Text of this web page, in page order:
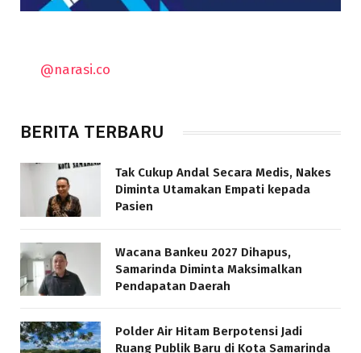
@narasi.co
BERITA TERBARU
Tak Cukup Andal Secara Medis, Nakes
Diminta Utamakan Empati kepada
Pasien
Wacana Bankeu 2027 Dihapus,
Samarinda Diminta Maksimalkan
Pendapatan Daerah
Polder Air Hitam Berpotensi Jadi
Ruang Publik Baru di Kota Samarinda